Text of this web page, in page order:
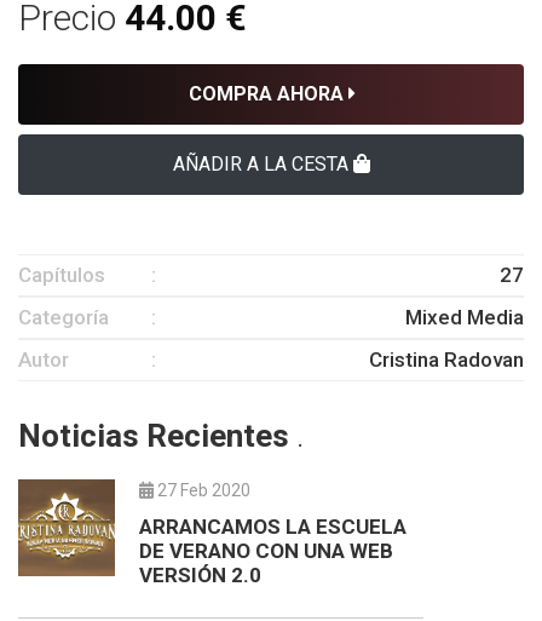
Precio 44.00 €
COMPRA AHORA
AÑADIR A LA CESTA
Capítulos
27
Categoría
Mixed Media
Autor
Cristina Radovan
Noticias Recientes .
27 Feb 2020
ARRANCAMOS LA ESCUELA
DE VERANO CON UNA WEB
VERSIÓN 2.0